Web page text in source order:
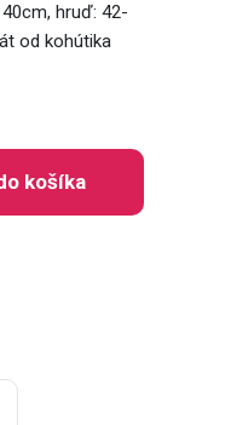
hruď: 42-
od kohútika
košíka